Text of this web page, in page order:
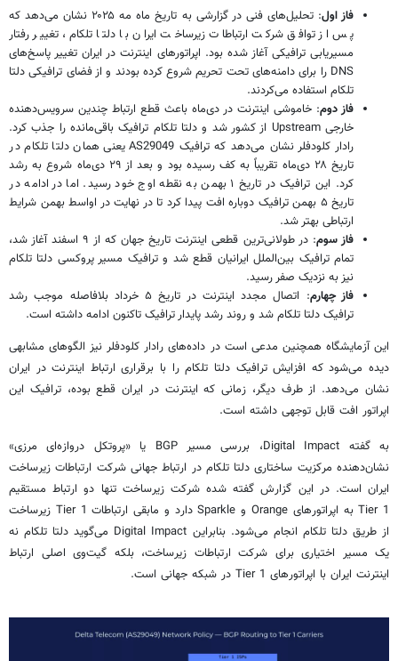
فاز اول
: تحلیل‌های فنی در گزارشی به تاریخ ماه مه ۲۰۲۵ نشان می‌دهد که
پس از توافق شرکت ارتباطات زیرساخت ایران با دلتا تلکام، تغییر رفتار
مسیریابی ترافیکی آغاز شده بود. اپراتورهای اینترنت در ایران تغییر پاسخ‌های
DNS را برای دامنه‌های تحت تحریم شروع کرده بودند و از فضای ترافیکی دلتا
تلکام استفاده می‌کردند.
فاز دوم: خاموشی اینترنت در دی‌ماه باعث قطع ارتباط چندین سرویس‌دهنده
خارجی Upstream از کشور شد و دلتا تلکام ترافیک باقی‌مانده را جذب کرد.
رادار کلودفلر نشان می‌دهد که ترافیک AS29049 یعنی همان دلتا تلکام در
تاریخ ۲۸ دی‌ماه تقریباً به کف رسیده بود و بعد از ۲۹ دی‌ماه شروع به رشد
کرد. این ترافیک در تاریخ ۱ بهمن به نقطه اوج خود رسید. اما در ادامه در
تاریخ ۵ بهمن ترافیک دوباره افت پیدا کرد تا در نهایت در اواسط بهمن شرایط
ارتباطی بهتر شد.
فاز سوم
: در طولانی‌ترین قطعی اینترنت تاریخ جهان که از ۹ اسفند آغاز شد،
تمام ترافیک بین‌الملل ایرانیان قطع شد و ترافیک مسیر پروکسی دلتا تلکام
نیز به نزدیک صفر رسید.
فاز چهارم
: اتصال مجدد اینترنت در تاریخ ۵ خرداد بلافاصله موجب رشد
ترافیک دلتا تلکام شد و روند رشد پایدار ترافیک تاکنون ادامه داشته است.
این آزمایشگاه همچنین مدعی است در داده‌های رادار کلودفلر نیز الگوهای مشابهی
دیده می‌شود که افزایش ترافیک دلتا تلکام را با برقراری ارتباط اینترنت در ایران
نشان می‌دهد. از طرف دیگر، زمانی که اینترنت در ایران قطع بوده، ترافیک این
اپراتور افت قابل توجهی داشته است.
به گفته Digital Impact، بررسی مسیر BGP یا «پروتکل دروازه‌ای مرزی»
نشان‌دهنده مرکزیت ساختاری دلتا تلکام در ارتباط جهانی شرکت ارتباطات زیرساخت
ایران است. در این گزارش گفته شده شرکت زیرساخت تنها دو ارتباط مستقیم
Tier 1 به اپراتورهای Orange و Sparkle دارد و مابقی ارتباطات Tier 1 زیرساخت
از طریق دلتا تلکام انجام می‌شود. بنابراین Digital Impact می‌گوید دلتا تلکام نه
یک مسیر اختیاری برای شرکت ارتباطات زیرساخت، بلکه گیت‌وی اصلی ارتباط
اینترنت ایران با اپراتورهای Tier 1 در شبکه جهانی است.